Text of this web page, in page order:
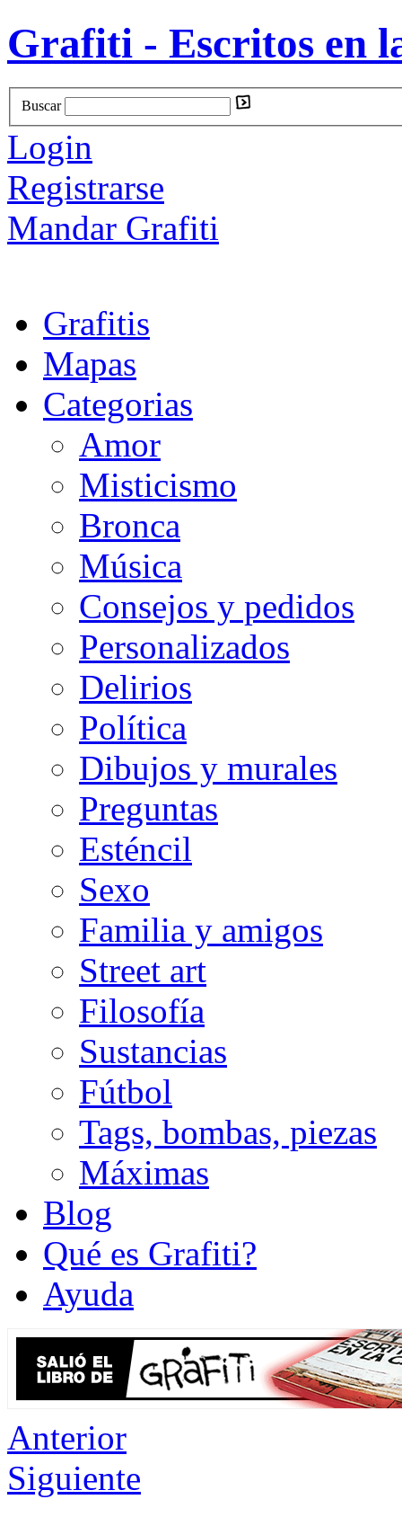
Grafiti - Escritos en
Buscar
Login
Registrarse
Mandar Grafiti
Grafitis
Mapas
Categorias
Amor
Misticismo
Bronca
Música
Consejos y pedidos
Personalizados
Delirios
Política
Dibujos y murales
Preguntas
Esténcil
Sexo
Familia y amigos
Street art
Filosofía
Sustancias
Fútbol
Tags, bombas, piezas
Máximas
Blog
Qué es Grafiti?
Ayuda
Anterior
Siguiente